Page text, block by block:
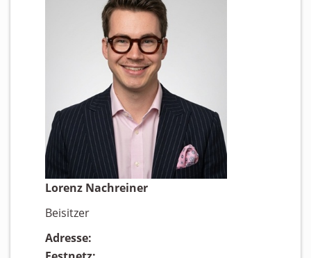
Lorenz Nachreiner
Beisitzer
Adresse: